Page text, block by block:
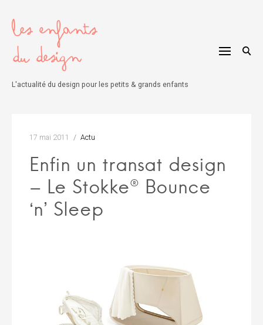
content
L'actualité du design pour les petits & grands enfants
17 mai 2011 Actu
Enfin un transat design
– Le Stokke® Bounce
‘n’ Sleep